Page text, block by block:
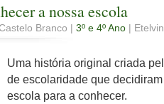
a nossa escola
Branco | 3º e 4º Ano |
Uma história original criada
de escolaridade que
escola para a conhecer.